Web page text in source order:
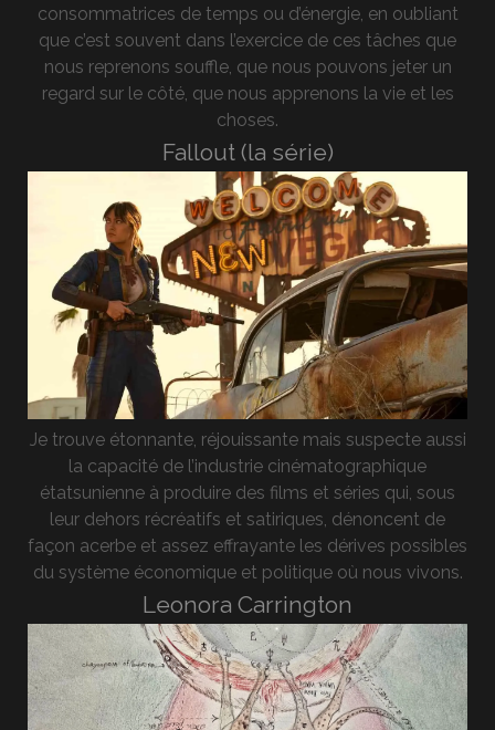
consommatrices de temps ou d’énergie, en oubliant
que c’est souvent dans l’exercice de ces tâches que
nous reprenons souffle, que nous pouvons jeter un
regard sur le côté, que nous apprenons la vie et les
choses.
Fallout (la série)
Je trouve étonnante, réjouissante mais suspecte aussi
la capacité de l’industrie cinématographique
étatsunienne à produire des films et séries qui, sous
leur dehors récréatifs et satiriques, dénoncent de
façon acerbe et assez effrayante les dérives possibles
du système économique et politique où nous vivons.
Leonora Carrington